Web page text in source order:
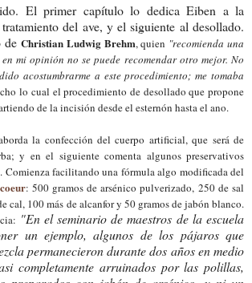
El primer capítulo lo dedica Eiben a la
del ave, y el siguiente al desollado.
de Christian Ludwig Brehm, quien "recomienda una
mi opinión no se puede recomendar otro mejor. No
acostumbrarme a este procedimiento; me tomaba
lo cual el procedimiento de desollado que propone
de la incisión desde el esternón hasta el ano.
la confección del cuerpo artificial, que será de
y en el siguiente comenta algunos preservativos
Comienza facilitando una fórmula algo modificada del
: 500 gramos de arsénico pulverizado, 250 de sal
cal, 100 más de alcanfor y 50 gramos de jabón blanco.
"En el seminario de maestros de la escuela
un ejemplo, algunos de los pájaros que
permanecieron durante dos años en medio
completamente arruinados por las polillas,